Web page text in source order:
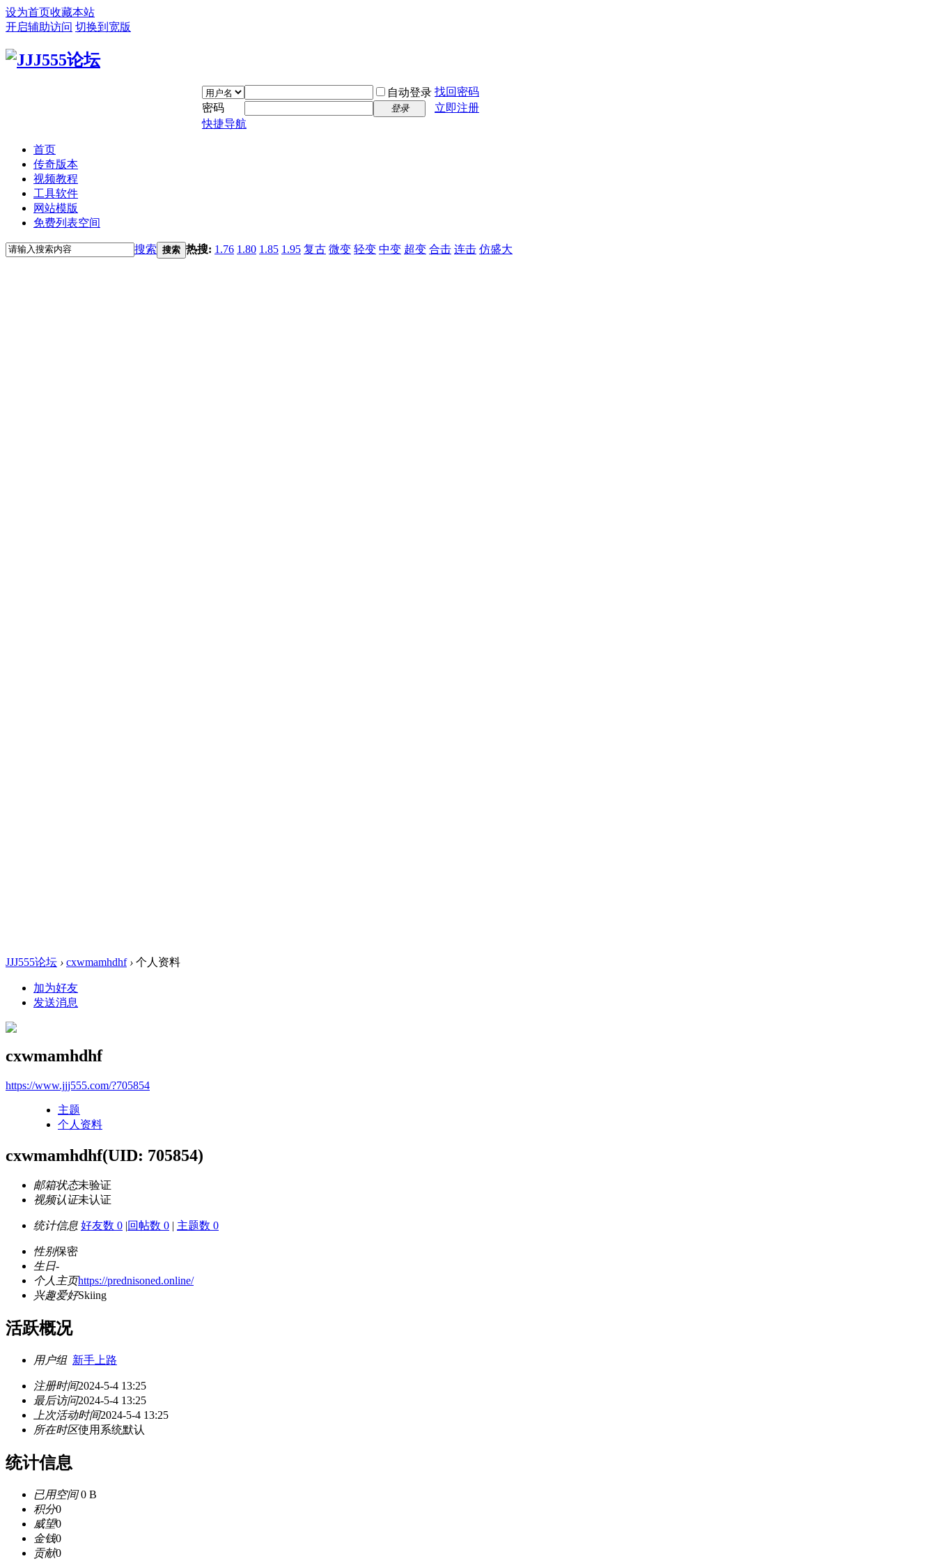
设为首页收藏本站
开启辅助访问 切换到宽版
自动登录 找回密码
密码
登录
立即注册
快捷导航
首页
传奇版本
视频教程
工具软件
网站模版
免费列表空间
搜索 搜索 热搜: 1.76 1.80 1.85 1.95 复古 微变 轻变 中变 超变 合击 连击 仿盛大
JJJ555论坛 › cxwmamhdhf › 个人资料
加为好友
发送消息
cxwmamhdhf
https://www.jjj555.com/?705854
主题
个人资料
cxwmamhdhf(UID: 705854)
邮箱状态未验证
视频认证未认证
统计信息 好友数 0 |回帖数 0 | 主题数 0
性别保密
生日-
个人主页https://prednisoned.online/
兴趣爱好Skiing
活跃概况
用户组 新手上路
注册时间2024-5-4 13:25
最后访问2024-5-4 13:25
上次活动时间2024-5-4 13:25
所在时区使用系统默认
统计信息
已用空间0 B
积分0
威望0
金钱0
贡献0